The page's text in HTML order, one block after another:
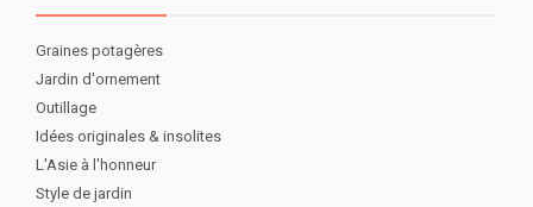
Graines potagères
Jardin d'ornement
Outillage
Idées originales & insolites
L'Asie à l'honneur
Style de jardin